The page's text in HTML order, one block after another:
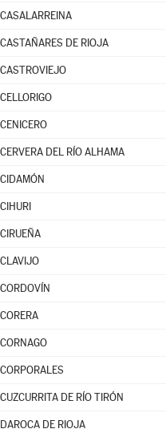
CASALARREINA
CASTAÑARES DE RIOJA
CASTROVIEJO
CELLORIGO
CENICERO
CERVERA DEL RÍO ALHAMA
CIDAMÓN
CIHURI
CIRUEÑA
CLAVIJO
CORDOVÍN
CORERA
CORNAGO
CORPORALES
CUZCURRITA DE RÍO TIRÓN
DAROCA DE RIOJA